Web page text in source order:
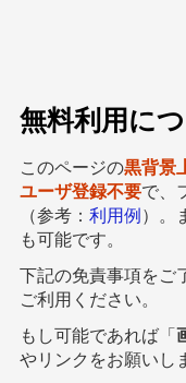
無料利用に
このページの黒背景
ユーザ登録不要で、
（参考： 利用例）。
も可能です。
下記の免責事項をご
ご利用ください。
もし可能であれば「
やリンクをお願いし